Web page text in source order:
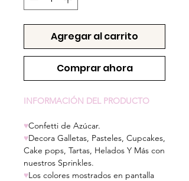
Agregar al carrito
Comprar ahora
INFORMACIÓN DEL PRODUCTO
♥Confetti de Azúcar.
♥Decora Galletas, Pasteles, Cupcakes,
Cake pops, Tartas, Helados Y Más con
nuestros Sprinkles.
♥Los colores mostrados en pantalla